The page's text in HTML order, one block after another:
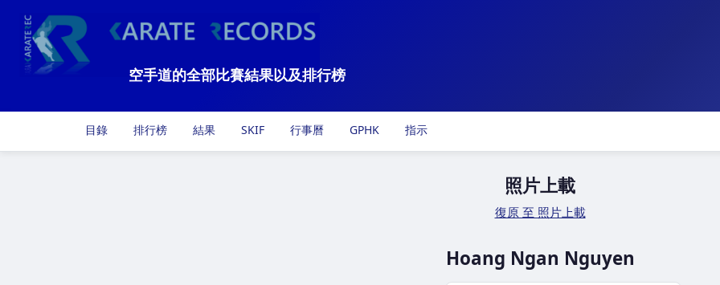
空手道的全部比賽結果以及排行榜
目錄 排行榜 結果 SKIF 行事曆 GPHK 指示
照片上載
復原 至 照片上載
Hoang Ngan Nguyen